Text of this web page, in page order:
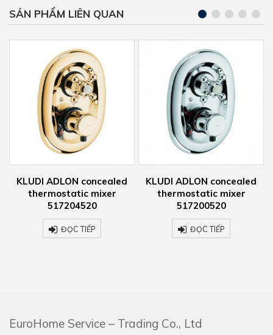
SẢN PHẨM LIÊN QUAN
KLUDI ADLON concealed
thermostatic mixer
517200520
ĐỌC TIẾP
KLUDI AMBA single lever
bath- and shower mixer
535900575
ĐỌC TIẾP
EuroHome Service – Trading Co., Ltd